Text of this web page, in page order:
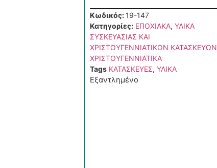
Κωδικός: 19-147
Κατηγορίες: ΕΠΟΧΙΑΚΑ, ΥΛΙΚΑ
ΣΥΣΚΕΥΑΣΙΑΣ ΚΑΙ
ΧΡΙΣΤΟΥΓΕΝΝΙΑΤΙΚΩΝ ΚΑΤΑΣΚΕΥΩΝ
ΧΡΙΣΤΟΥΓΕΝΝΙΑΤΙΚΑ
Tags ΚΑΤΑΣΚΕΥΕΣ, ΥΛΙΚΑ
Εξαντλημένο